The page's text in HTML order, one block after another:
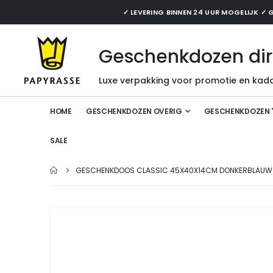
✓ LEVERING BINNEN 24 UUR MOGELIJK ✓
Geschenkdozen
Luxe verpakking voor promotie en
HOME GESCHENKDOZEN OVERIG
SALE
GESCHENKDOOS CLASSIC 45X40X14CM